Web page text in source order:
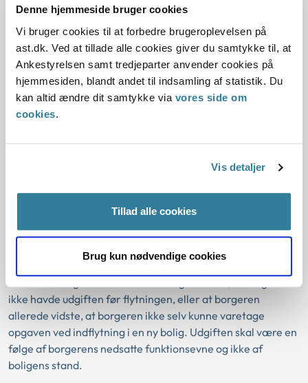
Denne hjemmeside bruger cookies
Vi bruger cookies til at forbedre brugeroplevelsen på
ast.dk. Ved at tillade alle cookies giver du samtykke til, at
Ankestyrelsen samt tredjeparter anvender cookies på
hjemmesiden, blandt andet til indsamling af statistik. Du
kan altid ændre dit samtykke via vores side om
cookies.
Vis detaljer
Tillad alle cookies
Brug kun nødvendige cookies
Udgifter til håndsrækninger kan være nødvendige
merudgifter ved den daglige livsførelse, hvis de opfylder de
øvrige betingelser.
De udgifter til håndsrækninger, som andre borgere uden
nedsat funktionsevne på samme alder og i samme
livssituation også har, kan ikke dækkes som merudgifter.
at borgeren skal kunne leve som andre borgere på samme
den forbindelse søger om merudgifter til håndsrækninger.
I sag nr. 8 fandt Ankestyrelsen, at kommunen ikke kan
afvise at dække nødvendige merudgifter til
ikke havde udgiften før flytningen, eller at borgeren
allerede vidste, at borgeren ikke selv kunne varetage
opgaven ved indflytning i en ny bolig. Udgiften skal være en
følge af borgerens nedsatte funktionsevne og ikke af
boligens stand.